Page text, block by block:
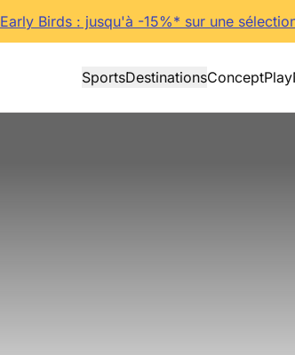
Early Birds : jusqu'à -15%* sur une
SportsDestinationsConceptPlay